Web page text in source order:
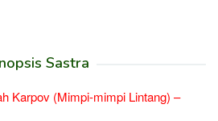
Sastra
Karpov (Mimpi-mimpi Lintang) –